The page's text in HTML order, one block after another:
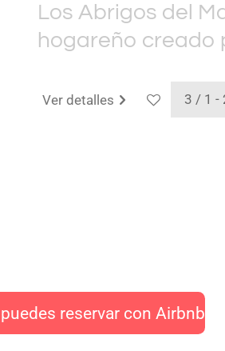
Los Abrigos del
hogareño creado
Ver detalles
reservar con Airbnb